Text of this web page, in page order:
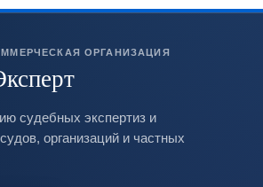
ОРГАНИЗАЦИЯ
судебных экспертиз и
организаций и частных